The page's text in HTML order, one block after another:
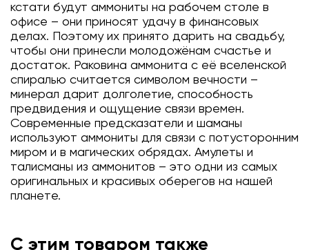
кстати будут аммониты на рабочем столе в
офисе – они приносят удачу в финансовых
делах. Поэтому их принято дарить на свадьбу,
чтобы они принесли молодожёнам счастье и
достаток. Раковина аммонита с её вселенской
спиралью считается символом вечности –
минерал дарит долголетие, способность
предвидения и ощущение связи времен.
Современные предсказатели и шаманы
используют аммониты для связи с потусторонним
миром и в магических обрядах. Амулеты и
талисманы из аммонитов – это одни из самых
оригинальных и красивых оберегов на нашей
планете.
С этим товаром также